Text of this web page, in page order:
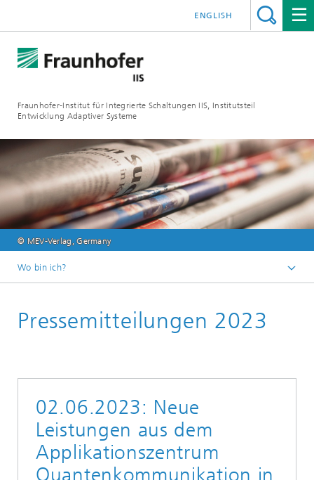
Fraunhofer-Institut für Integrierte Schaltungen IIS, Institutsteil
Entwicklung Adaptiver Systeme
ENGLISH
© MEV-Verlag, Germany
Wo bin ich?
Medien & Presse
Pressemitteilungen 2023
02.06.2023: Neue
Leistungen aus dem
Applikationszentrum
Quantenkommunikation in